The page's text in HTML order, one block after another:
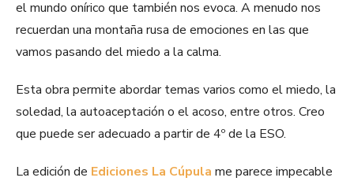
el mundo onírico que también nos evoca. A menudo nos
recuerdan una montaña rusa de emociones en las que
vamos pasando del miedo a la calma.
Esta obra permite abordar temas varios como el miedo, la
soledad, la autoaceptación o el acoso, entre otros. Creo
que puede ser adecuado a partir de 4º de la ESO.
La edición de Ediciones La Cúpula me parece impecable